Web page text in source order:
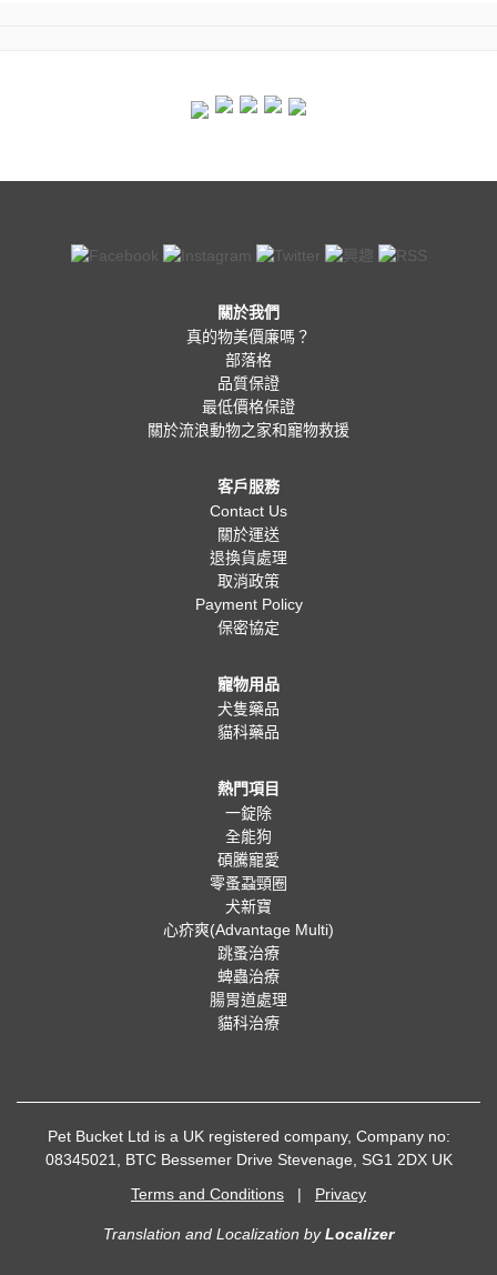
關於我們
真的物美價廉嗎？
部落格
品質保證
最低價格保證
關於流浪動物之家和寵物救援
客戶服務
Contact Us
關於運送
退換貨處理
取消政策
Payment Policy
保密協定
寵物用品
犬隻藥品
貓科藥品
熱門項目
一錠除
全能狗
碩騰寵愛
零蚤蝨頸圈
犬新寶
心疥爽(Advantage Multi)
跳蚤治療
蜱蟲治療
腸胃道處理
貓科治療
Pet Bucket Ltd is a UK registered company, Company no:
08345021, BTC Bessemer Drive Stevenage, SG1 2DX UK
Terms and Conditions | Privacy
Translation and Localization byLocalizer